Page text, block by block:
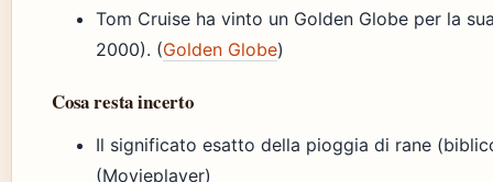
Tom Cruise ha vinto un Golden Globe per la
2000). (Golden Globe)
Cosa resta incerto
Il significato esatto della pioggia di rane
(Movieplayer)